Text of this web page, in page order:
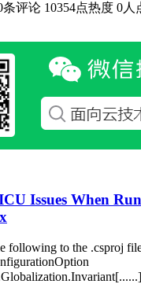
条评论 10354点热度 0人
Issues When
following to the .csproj